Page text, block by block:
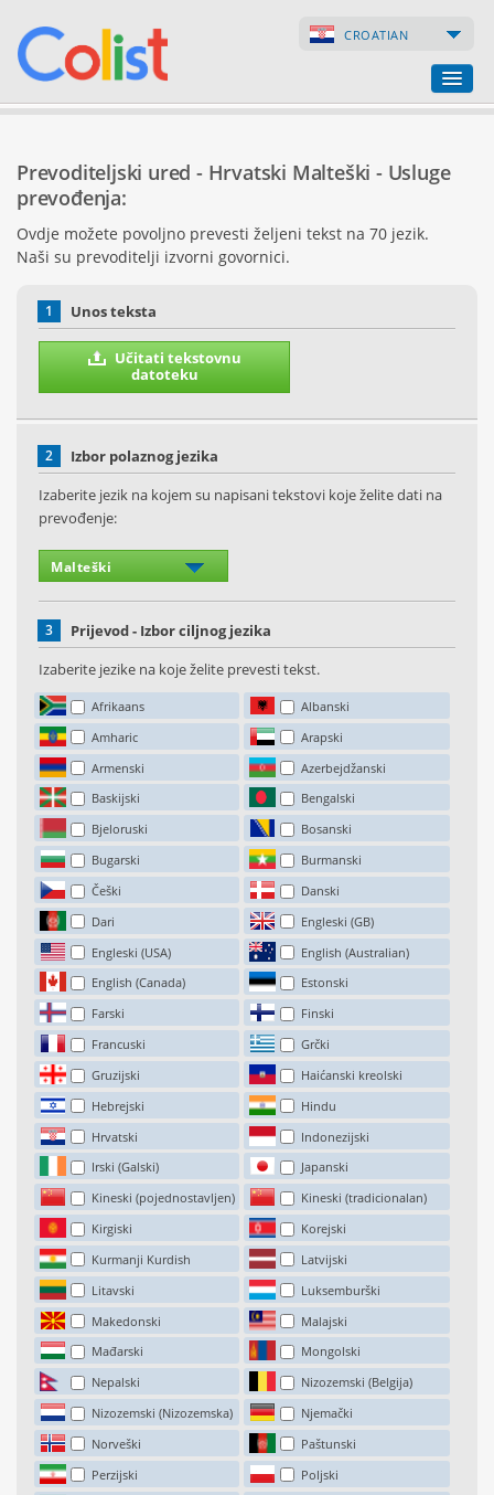
CROATIAN
Popis poduzeća
Internetske stranice
Prevoditeljski ured - Hrvatski Malteški - Usluge
prevođenja:
Ovdje možete povoljno prevesti željeni tekst na 70 jezik.
Naši su prevoditelji izvorni govornici.
1 Unos teksta
Učitati tekstovnu
datoteku
2
Izbor polaznog jezika
Izaberite jezik na kojem su napisani tekstovi koje želite dati na
prevođenje:
3
Prijevod - Izbor ciljnog jezika
Izaberite jezike na koje želite prevesti tekst.
Afrikaans
Albanski
Amharic
Arapski
Armenski
Azerbejdžanski
Baskijski
Bengalski
Bjeloruski
Bosanski
Bugarski
Burmanski
Češki
Danski
Dari
Engleski (GB)
Engleski (USA)
English (Australian)
English (Canada)
Estonski
Farski
Finski
Francuski
Grčki
Gruzijski
Haićanski kreolski
Hebrejski
Hindu
Hrvatski
Indonezijski
Irski (Galski)
Japanski
Kineski (pojednostavljen)
Kineski (tradicionalan)
Kirgiski
Korejski
Kurmanji Kurdish
Latvijski
Litavski
Luksemburški
Makedonski
Malajski
Mađarski
Mongolski
Nepalski
Nizozemski (Belgija)
Nizozemski (Nizozemska)
Njemački
Norveški
Paštunski
Perzijski
Poljski